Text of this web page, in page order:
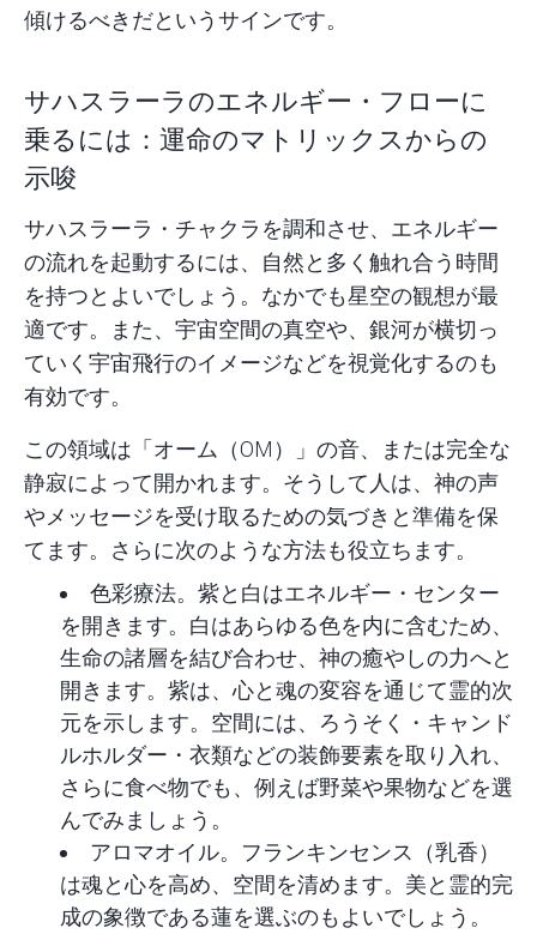
傾けるべきだというサインです。
サハスラーラのエネルギー・フローに
乗るには：運命のマトリックスからの
示唆
サハスラーラ・チャクラを調和させ、エネルギー
の流れを起動するには、自然と多く触れ合う時間
を持つとよいでしょう。なかでも星空の観想が最
適です。また、宇宙空間の真空や、銀河が横切っ
ていく宇宙飛行のイメージなどを視覚化するのも
有効です。
この領域は「オーム（OM）」の音、または完全な
静寂によって開かれます。そうして人は、神の声
やメッセージを受け取るための気づきと準備を保
てます。さらに次のような方法も役立ちます。
色彩療法。紫と白はエネルギー・センター
を開きます。白はあらゆる色を内に含むため、
生命の諸層を結び合わせ、神の癒やしの力へと
開きます。紫は、心と魂の変容を通じて霊的次
元を示します。空間には、ろうそく・キャンド
ルホルダー・衣類などの装飾要素を取り入れ、
さらに食べ物でも、例えば野菜や果物などを選
んでみましょう。
アロマオイル。フランキンセンス（乳香）
は魂と心を高め、空間を清めます。美と霊的完
成の象徴である蓮を選ぶのもよいでしょう。